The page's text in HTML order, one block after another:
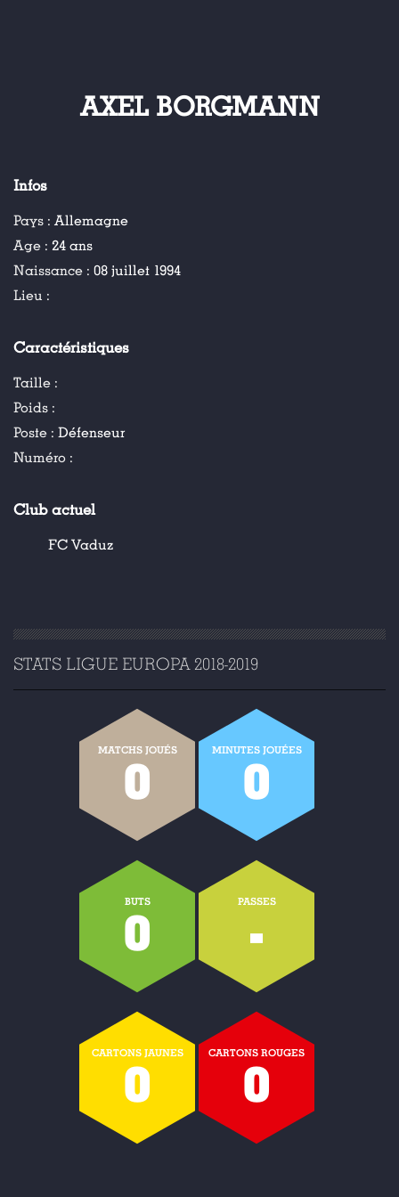
AXEL BORGMANN
Infos
Pays : Allemagne
Age : 24 ans
Naissance : 08 juillet 1994
Lieu :
Caractéristiques
Taille :
Poids :
Poste : Défenseur
Numéro :
Club actuel
FC Vaduz
STATS LIGUE EUROPA 2018-2019
MATCHS JOUÉS
0
MINUTES JOUÉES
0
BUTS
0
PASSES
-
CARTONS JAUNES
0
CARTONS ROUGES
0